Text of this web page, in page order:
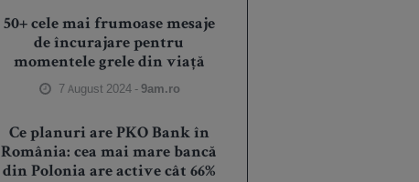
50+ cele mai frumoase mesaje
de încurajare pentru
momentele grele din viață
7 August 2024 -9am.ro
Ce planuri are PKO Bank în
România: cea mai mare bancă
din Polonia are active cât 66%